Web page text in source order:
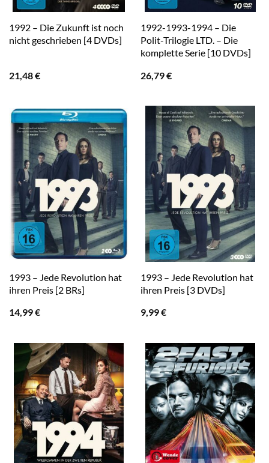
1992 – Die Zukunft ist noch
nicht geschrieben [4 DVDs]
21,48€
1992-1993-1994 – Die
Polit-Trilogie LTD. – Die
komplette Serie [10 DVDs]
26,79€
1993 – Jede Revolution hat
ihren Preis [2 BRs]
14,99€
1993 – Jede Revolution hat
ihren Preis [3 DVDs]
9,99€